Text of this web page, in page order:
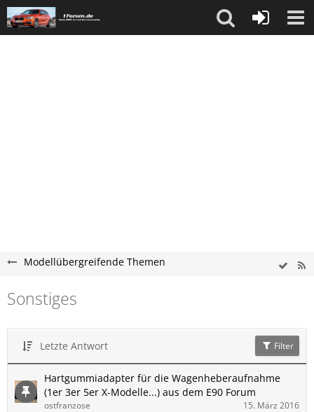
Modellübergreifende Themen
Sonstiges
Letzte Antwort Filter
Hartgummiadapter für die Wagenheberaufnahme
(1er 3er 5er X-Modelle...) aus dem E90 Forum
ostfranzose 15. März 2016